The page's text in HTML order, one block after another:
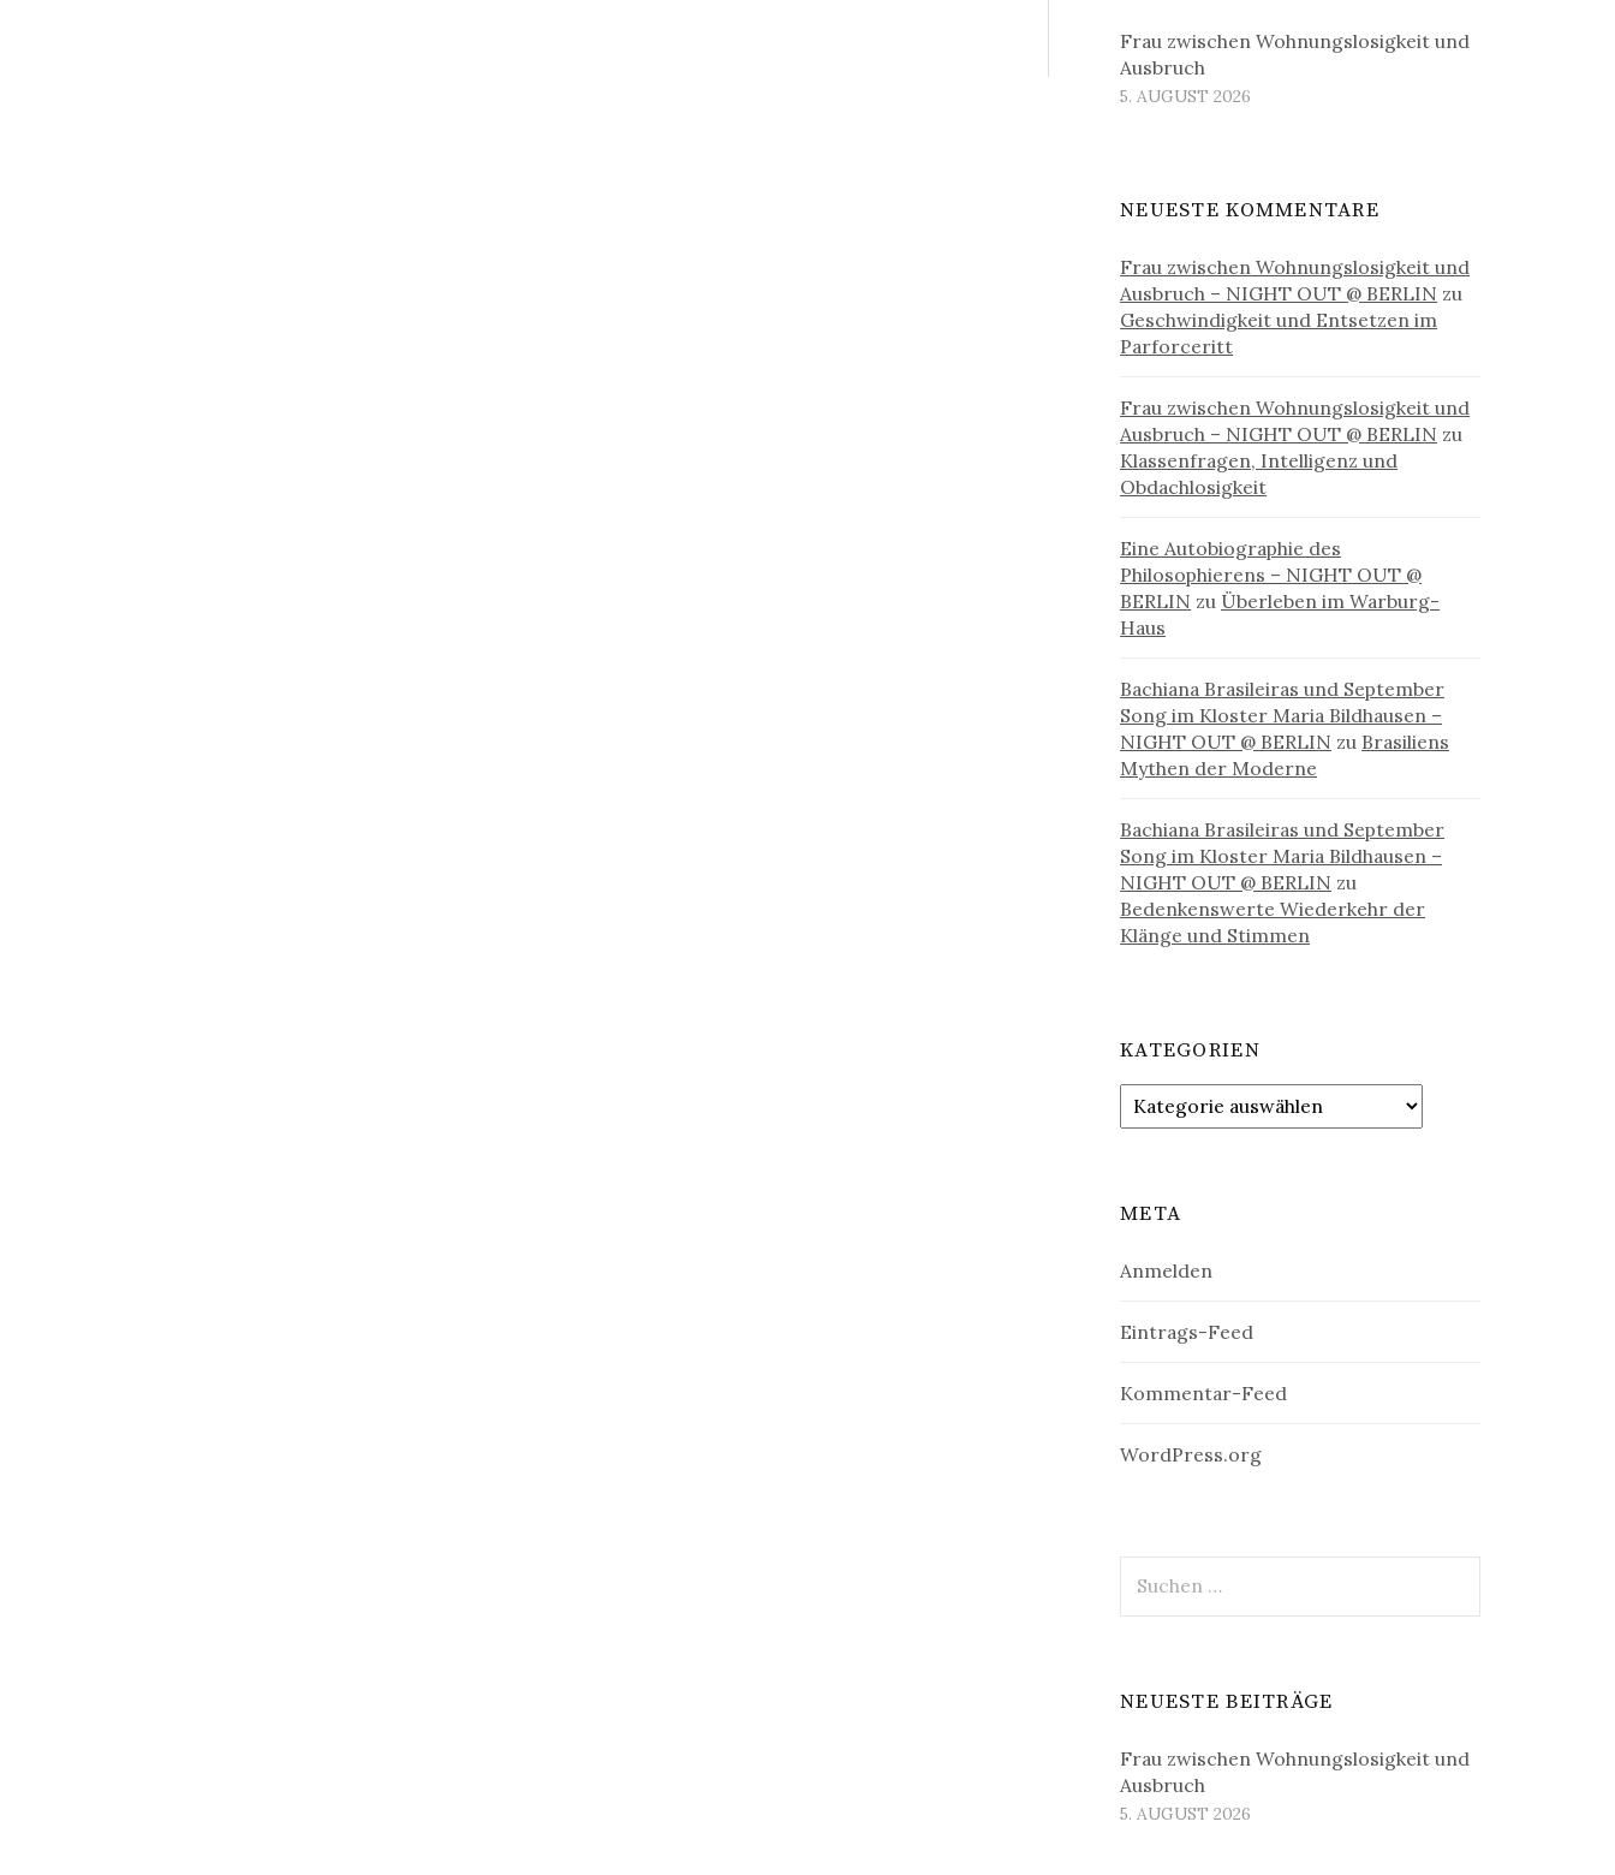
Frau zwischen Wohnungslosigkeit und
Ausbruch
5. AUGUST 2026
NEUESTE KOMMENTARE
Frau zwischen Wohnungslosigkeit und
Ausbruch – NIGHT OUT @ BERLIN zu
Geschwindigkeit und Entsetzen im
Parforceritt
Frau zwischen Wohnungslosigkeit und
Ausbruch – NIGHT OUT @ BERLIN zu
Klassenfragen, Intelligenz und
Obdachlosigkeit
Eine Autobiographie des
Philosophierens – NIGHT OUT @
BERLIN zu Überleben im Warburg-
Haus
Bachiana Brasileiras und September
Song im Kloster Maria Bildhausen –
NIGHT OUT @ BERLIN zu Brasiliens
Mythen der Moderne
Bachiana Brasileiras und September
Song im Kloster Maria Bildhausen –
NIGHT OUT @ BERLIN zu
Bedenkenswerte Wiederkehr der
Klänge und Stimmen
KATEGORIEN
Kategorien
META
Anmelden
Eintrags-Feed
Kommentar-Feed
WordPress.org
nach:
NEUESTE BEITRÄGE
Frau zwischen Wohnungslosigkeit und
Ausbruch
5. AUGUST 2026